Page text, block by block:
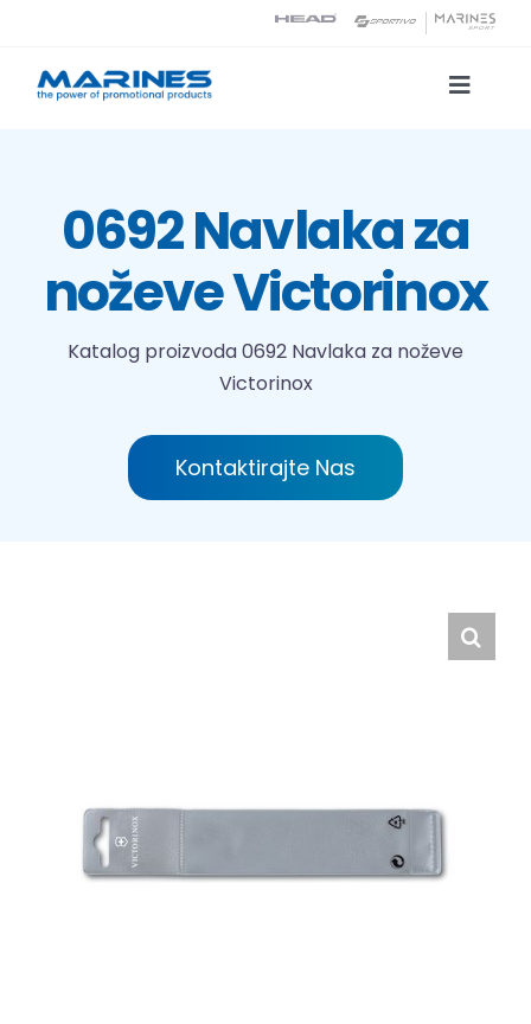
content
Toggle
Tehnologije tiska
O nama
0692 Navlaka za
noževe Victorinox
Katalog proizvoda0692 Navlaka za noževe
Victorinox
Kontaktirajte Nas